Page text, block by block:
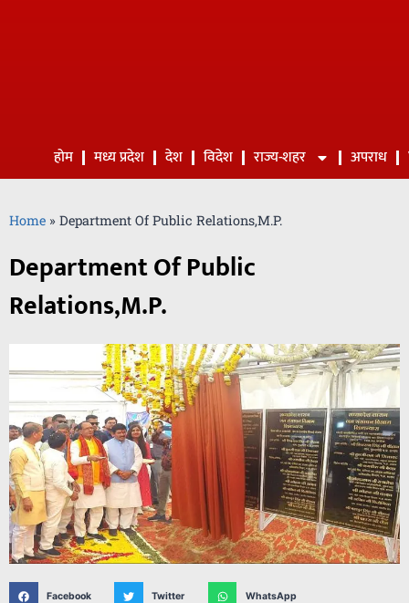
होम मध्य प्रदेश देश विदेश राज्य-शहर अपराध
Home » Department Of Public Relations,M.P.
Department Of Public
Relations,M.P.
Facebook Twitter WhatsApp